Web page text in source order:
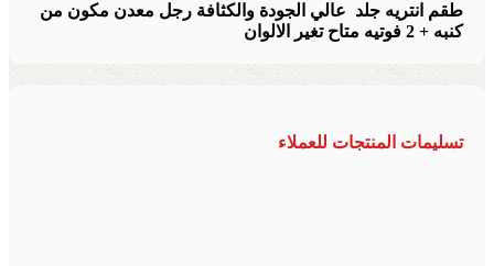
طقم انتريه جلد عالي الجودة والكثافة رجل معدن مكون من
كنبه + 2 فوتيه
متاح تغير الالوان
تسليمات المنتجات للعملاء